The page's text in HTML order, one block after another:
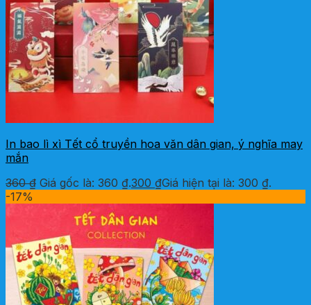
In bao lì xì Tết cổ truyền hoa văn dân gian, ý nghĩa may
mắn
360₫ Giá gốc là: 360 ₫.300 ₫Giá hiện tại là: 300 ₫.
-17%